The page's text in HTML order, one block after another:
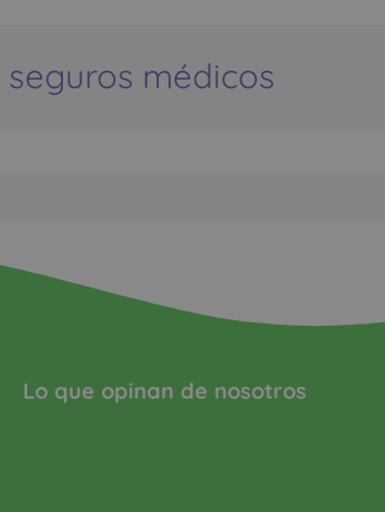
médicos
Lo que opinan de nosotros